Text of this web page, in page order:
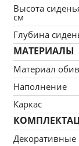
моменты
высокие
каретная
Высота
см
Глубина
МАТЕРИАЛЫ
Материал
Наполнение
Каркас